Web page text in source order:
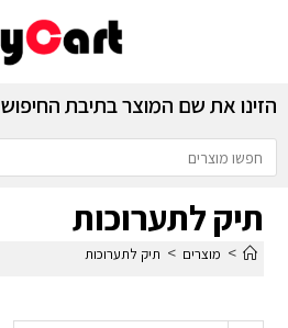
הזינו את שם המוצר בתיבת החיפוש
תיק לתערוכות
> מוצרים > תיק לתערוכות